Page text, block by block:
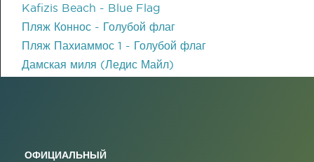
Kafizis Beach - Blue Flag
Пляж Коннос - Голубой флаг
Пляж Пахиаммос 1 - Голубой флаг
Дамская миля (Ледис Майл)
ОФИЦИАЛЬНЫЙ